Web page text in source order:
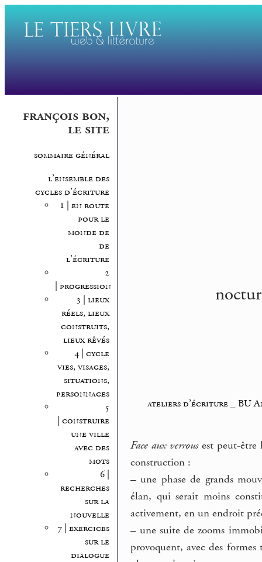
françois bon,
le site
sommaire général
l’ensemble des
cycles d’écriture
1 | en route
pour le
monde de
de
l’écriture
2
| progression
3 | lieux
réels, lieux
construits,
lieux rêvés
4 | cycle
vies, visages,
situations,
personnages
5
| construire
une ville
avec des
mots
6 |
recherches
sur la
nouvelle
7 | exercices
sur le
dialogue
ateliers d’écriture_ BU
Face aux verrousest peut-être
construction :
– une phase de grands
élan, qui serait moins
activement, en un endroit
– une suite de zooms
provoquent, avec des